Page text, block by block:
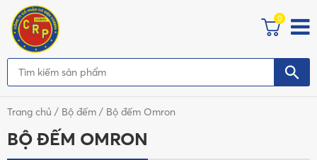
0
Trang chủ / Bộ đếm / Bộ đếm Omron
BỘ ĐẾM OMRON